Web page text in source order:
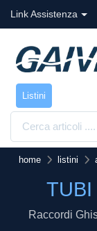
Link Assistenza
Listini
home listini
TUBI
Raccordi